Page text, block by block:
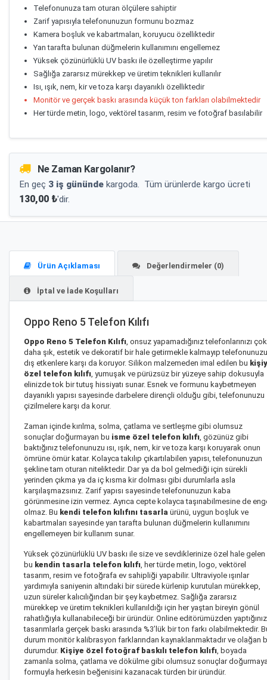
Telefonunuza tam oturan ölçülere sahiptir
Zarif yapısıyla telefonunuzun formunu bozmaz
Kamera boşluk ve kabartmaları, koruyucu özelliktedir
Yan tarafta bulunan düğmelerin kullanımını engellemez
Yüksek çözünürlüklü UV baskı ile özelleştirme yapılır
Sağlığa zararsız mürekkep ve üretim teknikleri kullanılır
Isı, ışık, nem, kir ve toza karşı dayanıklı özelliktedir
Monitör ve gerçek baskı arasında küçük ton farkları olabilmektedir
Her türde metin, logo, vektörel tasarım, resim ve fotoğraf basılabilir
Ne Zaman Kargolanır?
En geç 3 iş gününde kargoda. Tüm ürünlerde kargo ücreti
130,00 ₺'dir.
Ürün Açıklaması Değerlendirmeler (0)
İptal ve İade Koşulları
Oppo Reno 5 Telefon Kılıfı
Oppo Reno 5 Telefon Kılıfı , onsuz yapamadığınız telefonlarınızı çok
daha şık, estetik ve dekoratif bir hale getirmekle kalmayıp telefonunuzu
dış etkenlere karşı da koruyor. Silikon malzemeden imal edilen bu
özel telefon kılıfı , yumuşak ve pürüzsüz bir yüzeye sahip dokusuyla
elinizde tok bir tutuş hissiyatı sunar. Esnek ve formunu kaybetmeyen
dayanıklı yapısı sayesinde darbelere dirençli olduğu gibi, telefonunuzu
çizilmelere karşı da korur.
Zaman içinde kırılma, solma, çatlama ve sertleşme gibi olumsuz
sonuçlar doğurmayan bu isme özel telefon kılıfı , gözünüz gibi
baktığınız telefonunuzu ısı, ışık, nem, kir ve toza karşı koruyarak onun
ömrüne ömür katar. Kolayca takılıp çıkartılabilen yapısı, telefonunuzun
şekline tam oturan niteliktedir. Dar ya da bol gelmediği için sürekli
yerinden çıkma ya da iç kısma kir dolması gibi durumlarla asla
karşılaşmazsınız. Zarif yapısı sayesinde telefonunuzun kaba
görünmesine izin vermez. Ayrıca cepte kolayca taşınabilmesine de
olmaz. Bu kendi telefon kılıfını tasarla ürünü, uygun boşluk ve
kabartmaları sayesinde yan tarafta bulunan düğmelerin kullanımını
engellemeyen bir kullanım sunar.
Yüksek çözünürlüklü UV baskı ile size ve sevdiklerinize özel hale gelen
bu kendin tasarla telefon kılıfı , her türde metin, logo, vektörel
tasarım, resim ve fotoğrafa ev sahipliği yapabilir. Ultraviyole ışınlar
yardımıyla saniyenin altındaki bir sürede kürlenip kurutulan mürekkep,
uzun süreler kalıcılığından bir şey kaybetmez. Sağlığa zararsız
mürekkep ve üretim teknikleri kullanıldığı için her yaştan bireyin gönül
rahatlığıyla kullanabileceği bir üründür. Online editörümüzden yaptığınız
tasarımlarla gerçek baskı arasında %3’lük bir ton farkı olabilmektedir.
durum monitör kalibrasyon farklarından kaynaklanmaktadır ve olağan
durumdur. Kişiye özel fotoğraf baskılı telefon kılıfı , boyada
zamanla solma, çatlama ve dökülme gibi olumsuz sonuçlar
formuyla herkesin beğenisini kazanacak türden bir üründür.